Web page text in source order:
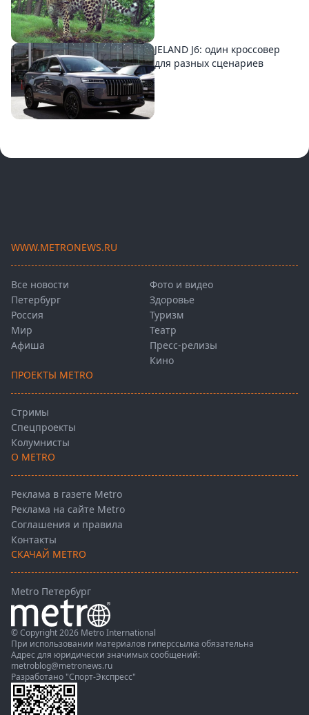
JELAND J6: один кроссовер
для разных сценариев
WWW.METRONEWS.RU
Все новости
Петербург
Россия
Мир
Афиша
Фото и видео
Здоровье
Туризм
Театр
Пресс-релизы
Кино
ПРОЕКТЫ METRO
Стримы
Спецпроекты
Колумнисты
О METRO
Реклама в газете Metro
Реклама на сайте Metro
Соглашения и правила
Контакты
СКАЧАЙ METRO
Metro Петербург
© Copyright 2026 Metro International
При использовании материалов гиперссылка обязательна
Адрес для юридически значимых сообщений:
metroblog@metronews.ru
Разработано "Спорт-Экспресс"